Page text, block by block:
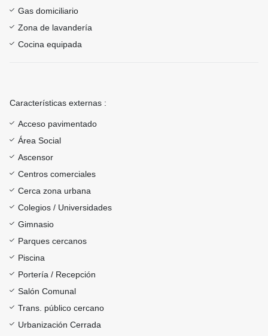
Gas domiciliario
Zona de lavandería
Cocina equipada
Características externas :
Acceso pavimentado
Área Social
Ascensor
Centros comerciales
Cerca zona urbana
Colegios / Universidades
Gimnasio
Parques cercanos
Piscina
Portería / Recepción
Salón Comunal
Trans. público cercano
Urbanización Cerrada